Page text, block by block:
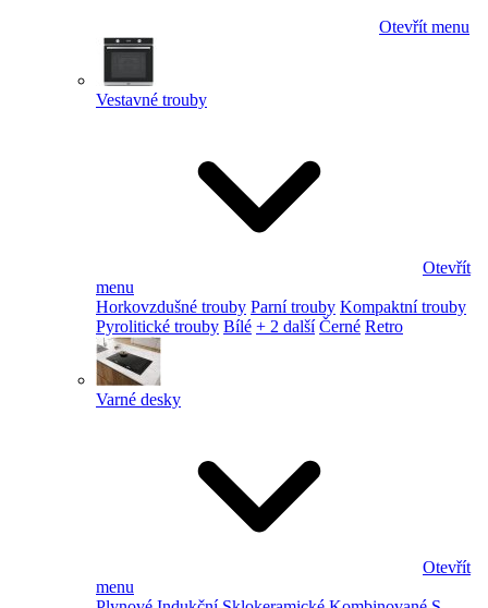
Otevřít menu
Vestavné trouby
Otevřít
menu
Horkovzdušné trouby Parní trouby Kompaktní trouby
Pyrolitické trouby Bílé + 2 další Černé Retro
Varné desky
Otevřít
menu